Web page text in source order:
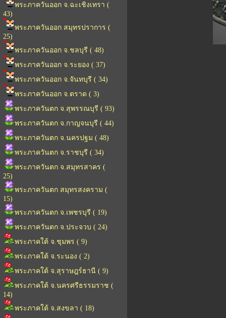
พระภาควันออก จ.ฉะเชิงเทรา (
43)
พระภาควันออก สมุทรปราการ (
25)
พระภาควันออก จ.ชลบุรี ( 48)
พระภาควันออก จ.ระยอง ( 37)
พระภาควันออก จ.จันทบุรี ( 34)
พระภาควันออก จ.ตราด ( 3)
พระภาควันตก จ.สุพรรณบุรี ( 93)
พระภาควันตก จ.กาญจนบุรี ( 44)
พระภาควันตก จ.นครปฐม ( 48)
พระภาควันตก จ.ราชบุรี ( 34)
พระภาควันตก จ.สมุทรสาคร (
25)
พระภาควันตก สมุทรสงคราม (
15)
พระภาควันตก จ.เพชรบุรี ( 19)
พระภาควันตก จ.ประจวบ ( 24)
พระภาคใต้ จ.ชุมพร ( 9)
พระภาคใต้ จ.ระนอง ( 2)
พระภาคใต้ จ.สุราษฎร์ธานี ( 9)
พระภาคใต้ จ.นครศรีธรรมราช (
14)
พระภาคใต้ จ.สงขลา ( 18)